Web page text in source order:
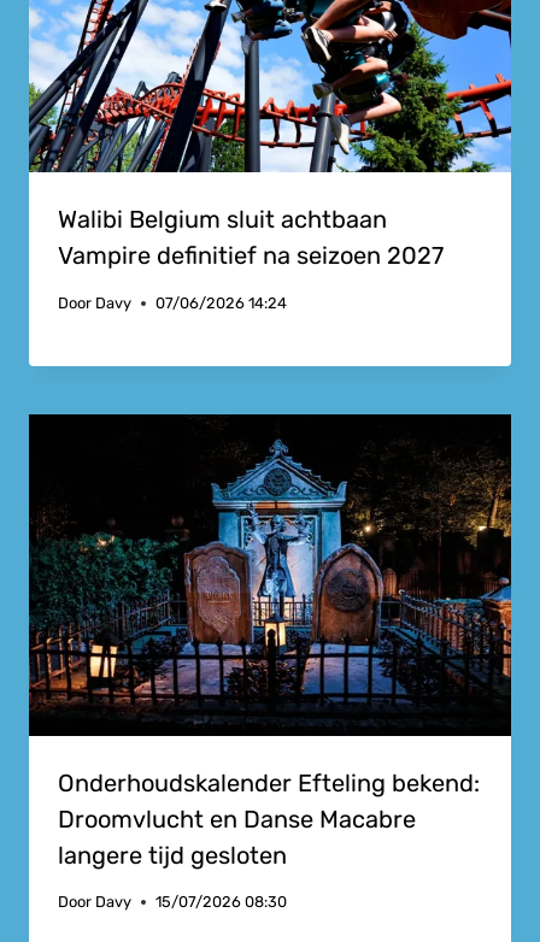
Walibi Belgium sluit achtbaan
Vampire definitief na seizoen 2027
Door Davy 07/06/2026 14:24
Onderhoudskalender Efteling bekend:
Droomvlucht en Danse Macabre
langere tijd gesloten
Door Davy 15/07/2026 08:30